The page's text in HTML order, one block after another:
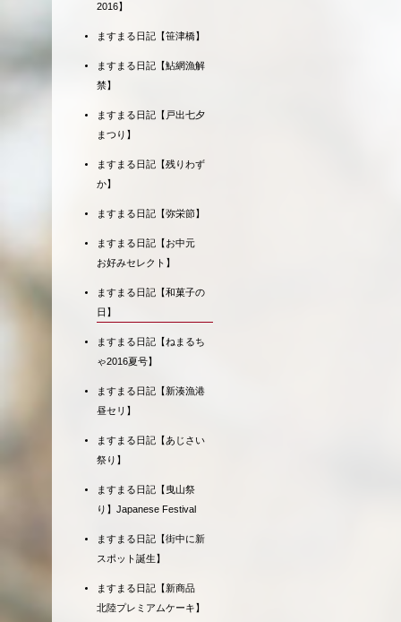
2016】
ますまる日記【笹津橋】
ますまる日記【鮎網漁解
禁】
ますまる日記【戸出七夕
まつり】
ますまる日記【残りわず
か】
ますまる日記【弥栄節】
ますまる日記【お中元
お好みセレクト】
ますまる日記【和菓子の
日】
ますまる日記【ねまるち
ゃ2016夏号】
ますまる日記【新湊漁港
昼セリ】
ますまる日記【あじさい
祭り】
ますまる日記【曳山祭
り】Japanese Festival
ますまる日記【街中に新
スポット誕生】
ますまる日記【新商品
北陸プレミアムケーキ】